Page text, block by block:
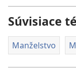
Súvisiace
Manželstvo